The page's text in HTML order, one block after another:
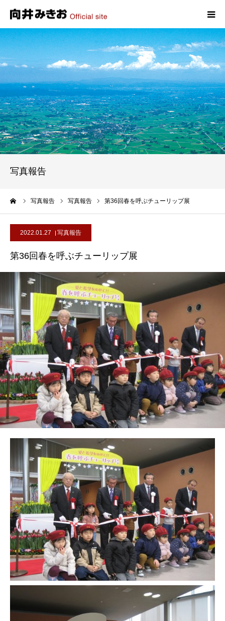
写真報告
写真報告 写真報告 第36回春を呼ぶチューリップ展
2022.01.27 写真報告
第36回春を呼ぶチューリップ展
HOME
プロフィール
政策
活動報告